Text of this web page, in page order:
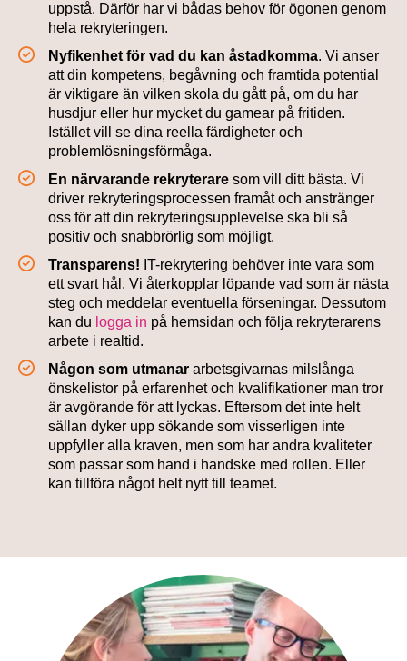
uppstå. Därför har vi bådas behov för ögonen genom
hela rekryteringen.
Nyfikenhet för vad du kan åstadkomma. Vi anser
att din kompetens, begåvning och framtida potential
är viktigare än vilken skola du gått på, om du har
husdjur eller hur mycket du gamear på fritiden.
Istället vill se dina reella färdigheter och
problemlösningsförmåga.
En närvarande rekryterare som vill ditt bästa. Vi
driver rekryteringsprocessen framåt och anstränger
oss för att din rekryteringsupplevelse ska bli så
positiv och snabbrörlig som möjligt.
Transparens! IT-rekrytering behöver inte vara som
ett svart hål. Vi återkopplar löpande vad som är nästa
steg och meddelar eventuella förseningar. Dessutom
kan du logga in på hemsidan och följa rekryterarens
arbete i realtid.
Någon som utmanar arbetsgivarnas milslånga
önskelistor på erfarenhet och kvalifikationer man tror
är avgörande för att lyckas. Eftersom det inte helt
sällan dyker upp sökande som visserligen inte
uppfyller alla kraven, men som har andra kvaliteter
som passar som hand i handske med rollen. Eller
kan tillföra något helt nytt till teamet.